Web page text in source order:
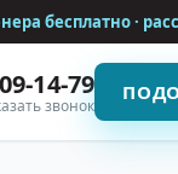
бесплатно ·
14-79
звонок